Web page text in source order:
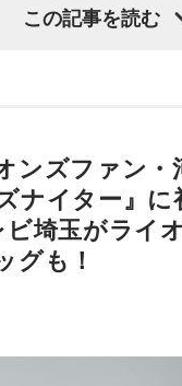
とか背景ですとか、そ
つの背景として懸念す
クの国連本部で開催さ
」が行われ、3回連続
にNPTという世界の核
無力と言いますか、止
です。
がイランに対する攻
私は先月、現地で毎日
」
す。毎日やってるわ
年、1924年の9月1日
京で行われた時に、
議で、食料品の消費税
物価高対策を目的とす
る方針だという。
費税1％に引き下げ、
か？」
いうことですけど、私
この記事を読む
ンズファン・
ナイター』
埼玉がライ
グも！